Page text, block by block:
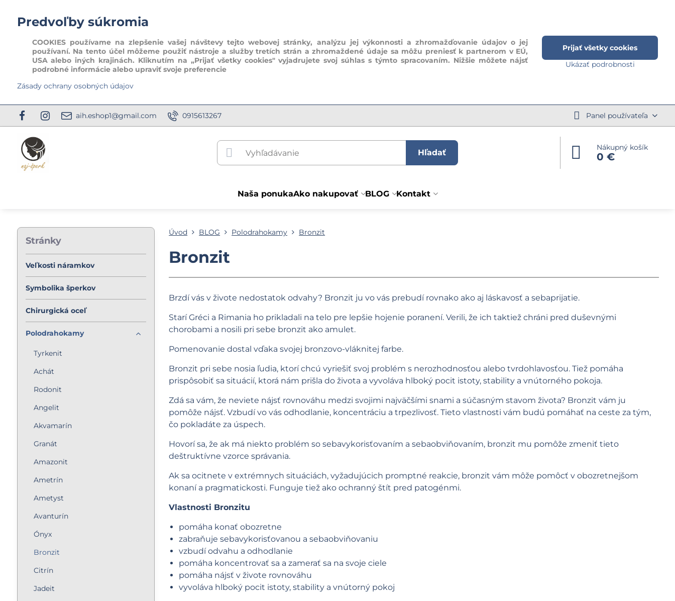
aih.eshop1@gmail.com 0915613267 Panel používateľa
Hľadať
Nákupný košík
0 €
Naša ponukaAko nakupovať BLOG Kontakt
Úvod BLOG Polodrahokamy Bronzit
Bronzit
Brzdí vás v živote nedostatok odvahy? Bronzit ju vo vás prebudí rovnako ako aj láskavosť a sebaprijatie.
Starí Gréci a Rimania ho prikladali na telo pre lepšie hojenie poranení. Verili, že ich taktiež chráni pred duševnými
chorobami a nosili pri sebe bronzit ako amulet.
Pomenovanie dostal vďaka svojej bronzovo-vláknitej farbe.
Bronzit pri sebe nosia ľudia, ktorí chcú vyriešiť svoj problém s nerozhodnosťou alebo tvrdohlavosťou. Tiež pomáha
prispôsobiť sa situácií, ktorá nám prišla do života a vyvoláva hlboký pocit istoty, stability a vnútorného pokoja.
Zdá sa vám, že neviete nájsť rovnováhu medzi svojimi najväčšími snami a súčasným stavom života? Bronzit vám ju
pomôže nájsť. Vzbudí vo vás odhodlanie, koncentráciu a trpezlivosť. Tieto vlastnosti vám budú pomáhať na ceste za tým,
čo pokladáte za úspech.
Hovorí sa, že ak má niekto problém so sebavykorisťovaním a sebaobviňovaním, bronzit mu pomôže zmeniť tieto
deštruktívne vzorce správania.
Ak sa ocitnete v extrémnych situáciách, vyžadujúcich promptné reakcie, bronzit vám môže pomôcť v obozretnejšom
konaní a pragmatickosti. Funguje tiež ako ochranný štít pred patogénmi.
Vlastnosti Bronzitu
pomáha konať obozretne
zabraňuje sebavykorisťovanou a sebaobviňovaniu
vzbudí odvahu a odhodlanie
pomáha koncentrovať sa a zamerať sa na svoje ciele
pomáha nájsť v živote rovnováhu
vyvoláva hlboký pocit istoty, stability a vnútorný pokoj
Stránky
Veľkosti náramkov
Symbolika šperkov
Chirurgická oceľ
Polodrahokamy
Tyrkenit
Achát
Rodonit
Angelit
Akvamarín
Granát
Amazonit
Ametrín
Ametyst
Avanturín
Ónyx
Bronzit
Citrín
Jadeit
Predvoľby súkromia
COOKIES používame na zlepšenie vašej návštevy tejto webovej stránky, analýzu jej výkonnosti a zhromažďovanie údajov o jej
používaní. Na tento účel môžeme použiť nástroje a služby tretích strán a zhromaždené údaje sa môžu preniesť k partnerom v EÚ,
USA alebo iných krajinách. Kliknutím na „Prijať všetky cookies" vyjadrujete svoj súhlas s týmto spracovaním. Nižšie môžete nájsť
podrobné informácie alebo upraviť svoje preferencie
Zásady ochrany osobných údajov
Ukázať podrobnosti
Prijať všetky cookies